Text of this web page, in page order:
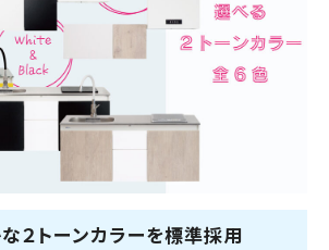
２トーンカラーを標準採用